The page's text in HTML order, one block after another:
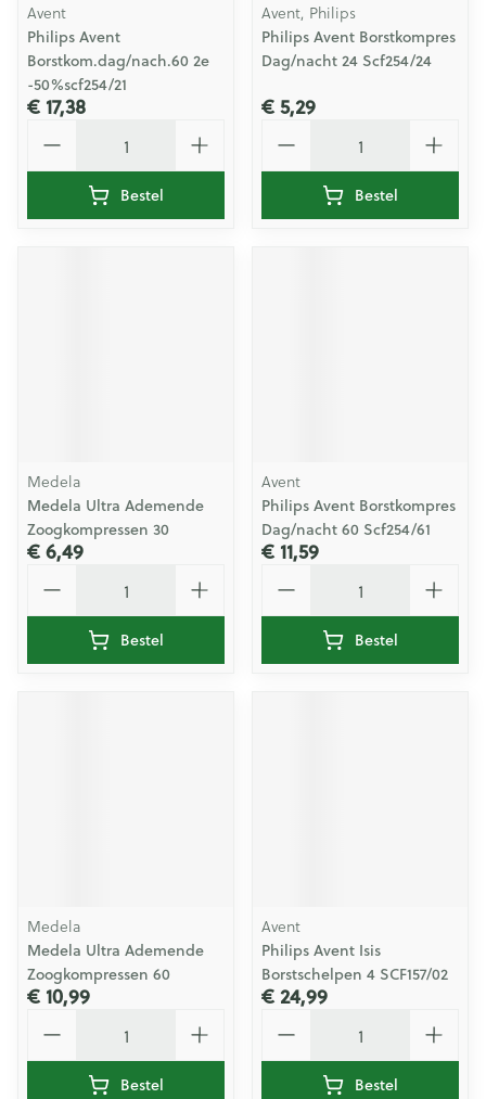
Avent
Philips Avent
Borstkom.dag/nach.60 2e
-50%scf254/21
€ 17,38
Bestel
Avent, Philips
Philips Avent Borstkompres
Dag/nacht 24 Scf254/24
€ 5,29
Bestel
Medela
Medela Ultra Ademende
Zoogkompressen 30
€ 6,49
Bestel
Avent
Philips Avent Borstkompres
Dag/nacht 60 Scf254/61
€ 11,59
Bestel
Medela
Medela Ultra Ademende
Zoogkompressen 60
€ 10,99
Bestel
Avent
Philips Avent Isis
Borstschelpen 4 SCF157/02
€ 24,99
Bestel